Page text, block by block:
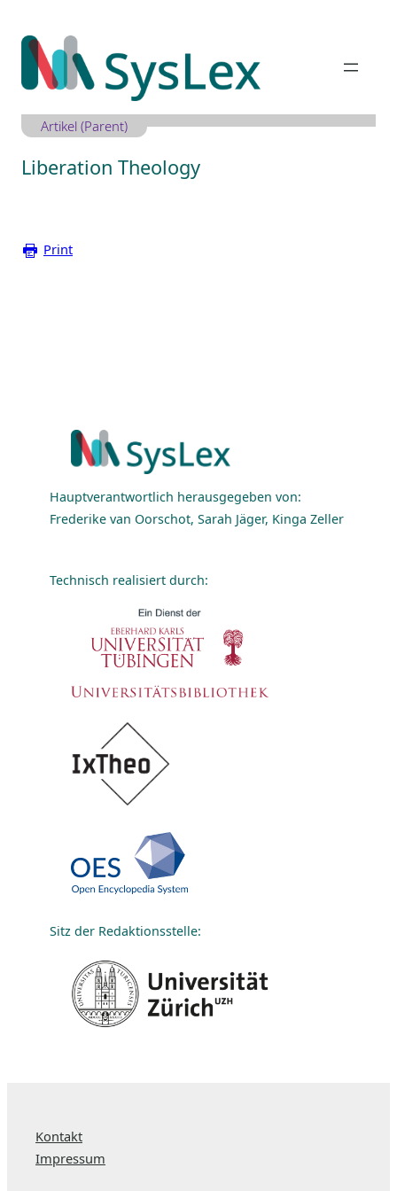
Inhalt
springen
Artikel (Parent)
Liberation Theology
Print
Hauptverantwortlich herausgegeben von:
Frederike van Oorschot, Sarah Jäger, Kinga Zeller
Technisch realisiert durch:
Sitz der Redaktionsstelle:
Kontakt
Impressum